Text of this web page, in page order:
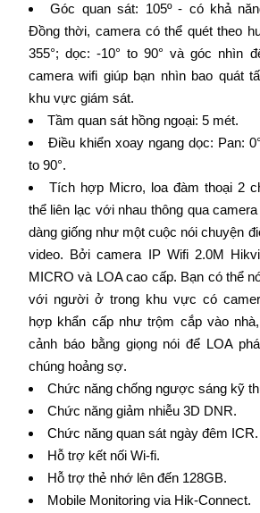
Góc quan sát: 105º - có khả
Đồng thời, camera có thể quét theo
355°; dọc: -10° to 90° và góc nhìn
camera wifi giúp bạn nhìn bao quát
khu vực giám sát.
Tầm quan sát hồng ngoại: 5 mét.
Điều khiển xoay ngang dọc: Pan:
to 90°.
Tích hợp Micro, loa đàm thoại 2
thể liên lạc với nhau thông qua
dàng giống như một cuộc nói chuyện
video. Bởi camera IP Wifi 2.0M
MICRO và LOA cao cấp. Bạn có thể
với người ở trong khu vực có
hợp khẩn cấp như trộm cắp vào
cảnh báo bằng giọng nói để LOA
chúng hoảng sợ.
Chức năng chống ngược sáng kỹ
Chức năng giảm nhiễu 3D DNR.
Chức năng quan sát ngày đêm ICR.
Hỗ trợ kết nối Wi-fi.
Hỗ trợ thẻ nhớ lên đến 128GB.
Mobile Monitoring via Hik-Connect.